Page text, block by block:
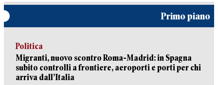
Primo piano
Politica
Migranti, nuovo scontro Roma-Madrid: in Spagna
subito controlli a frontiere, aeroporti e porti per chi
arriva dall’Italia